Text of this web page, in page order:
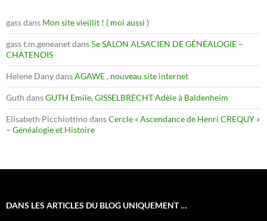
gassdans Mon site vieillit ! ( moi aussi )
gass t.m.geneanetdans 5e SALON ALSACIEN DE GÉNÉALOGIE –
CHATENOIS
Helene DanydansAGAWE , nouveau site internet
Guth dansGUTH Emile, GISSELBRECHT Adèle à Baldenheim
Elisabeth PicchiottinodansCercle « Ascendance de Henri CREQUY »
– Généalogie et Histoire
DANS LES ARTICLES DU BLOG UNIQUEMENT …